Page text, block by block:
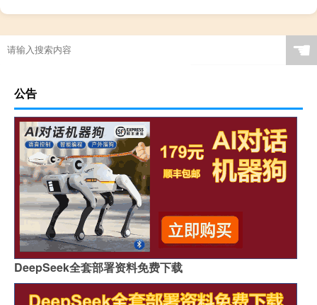
☚
公告
DeepSeek全套部署资料免费下载